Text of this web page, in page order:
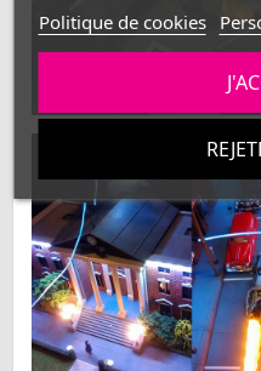
Politique de cookies